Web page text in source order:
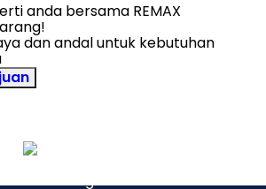
anda bersama REMAX
dan andal untuk kebutuhan